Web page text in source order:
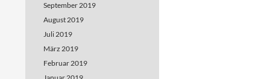
September 2019
August 2019
Juli 2019
März 2019
Februar 2019